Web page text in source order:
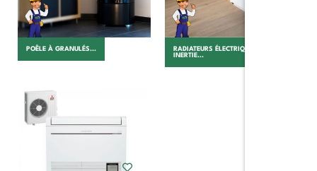
POÊLE À GRANULÉS...
RADIATEURS ÉLECTRIQUE À
INERTIE...